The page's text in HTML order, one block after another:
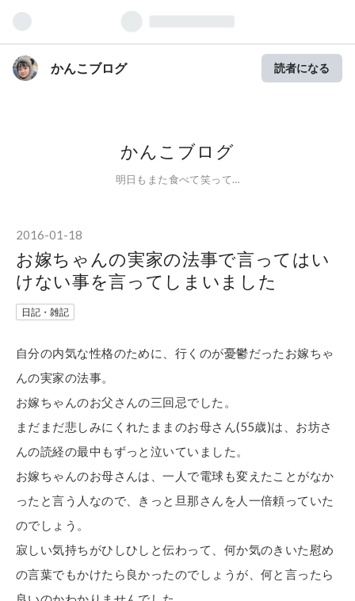
かんこブログ 読者になる
かんこブログ
明日もまた食べて笑って…
2016-01 -18
お嫁ちゃんの実家の法事で言ってはい
けない事を言ってしまいました
日記・雑記
自分の内気な性格のために、行くのが憂鬱だったお嫁ちゃ
んの実家の法事。
お嫁ちゃんのお父さんの三回忌でした。
まだまだ悲しみにくれたままのお母さん(55歳)は、お坊さ
んの読経の最中もずっと泣いていました。
お嫁ちゃんのお母さんは、一人で電球も変えたことがなか
ったと言う人なので、きっと旦那さんを人一倍頼っていた
のでしょう。
寂しい気持ちがひしひしと伝わって、何か気のきいた慰め
の言葉でもかけたら良かったのでしょうが、何と言ったら